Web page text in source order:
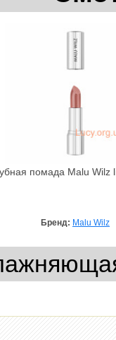
помада Malu Wilz
Бренд: Malu Wilz